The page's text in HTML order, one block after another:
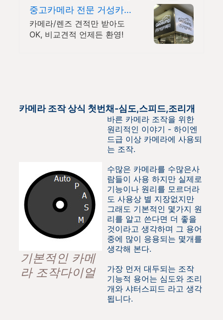
중고카메라 전문 거성카메
라 재구매율 높은 매장!
카메라/렌즈 견적만 받아도
OK, 비교견적 언제든 환영!
카메라 조작 상식 첫번채-심도,스피드,조리개
기본적인 카메
라 조작다이얼
바른 카메라 조작을 위한
원리적인 이야기 - 하이엔
드급 이상 카메라에 사용되
는 조작.
수많은 카메라를 수많은사
람들이 사용 하지만 실제로
기능이나 원리를 모르더라
도 사용상 별 지장없지만
그래도 기본적인 몇가지 원
리를 알고 쓴다면 더 좋을
것이라고 생각하며 그 용어
중에 많이 응용되는 몇개를
생각해 본다.
가장 먼저 대두되는 조작
기능적 용어는 심도와 조리
개와 샤터스피드 라고 생각
됩니다.